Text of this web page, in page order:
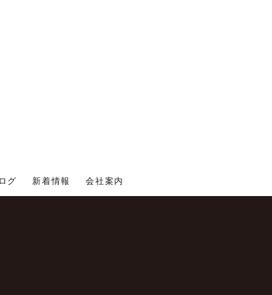
グ 新着情報 会社案内